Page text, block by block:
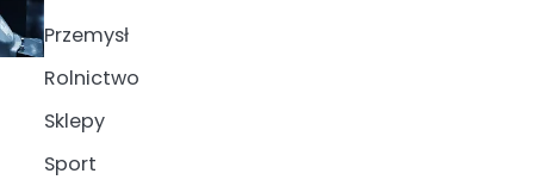
Przemysł
Rolnictwo
Sklepy
Sport